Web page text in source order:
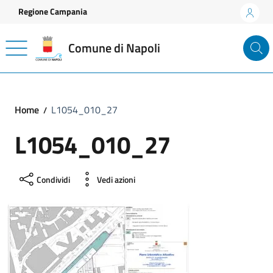
Vai ai contenuti
Vai al footer
Regione Campania
Comune di Napoli
Home L1054_010_27
L1054_010_27
Condividi Vedi azioni